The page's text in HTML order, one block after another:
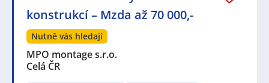
konstrukcí – Mzda až 70 000,-
Nutně vás hledají
MPO montage s.r.o.
Celá ČR